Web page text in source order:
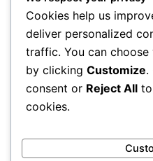
Cookies help us
deliver personalized
traffic. You can
by clicking Customize.
consent or Reject All
cookies.